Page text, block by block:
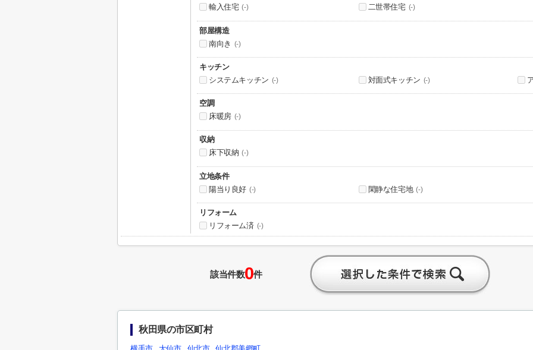
輸入住宅 (-) 二世帯住宅 (-)
部屋構造
南向き
(-)
キッチン
システムキッチン (-) 対面式キッチン (-)
空調
床暖房 (-)
収納
床下収納 (-)
立地条件
陽当り良好 (-) 閑静な住宅地 (-)
リフォーム
リフォーム済 (-)
該当件数0件
秋田県の市区町村